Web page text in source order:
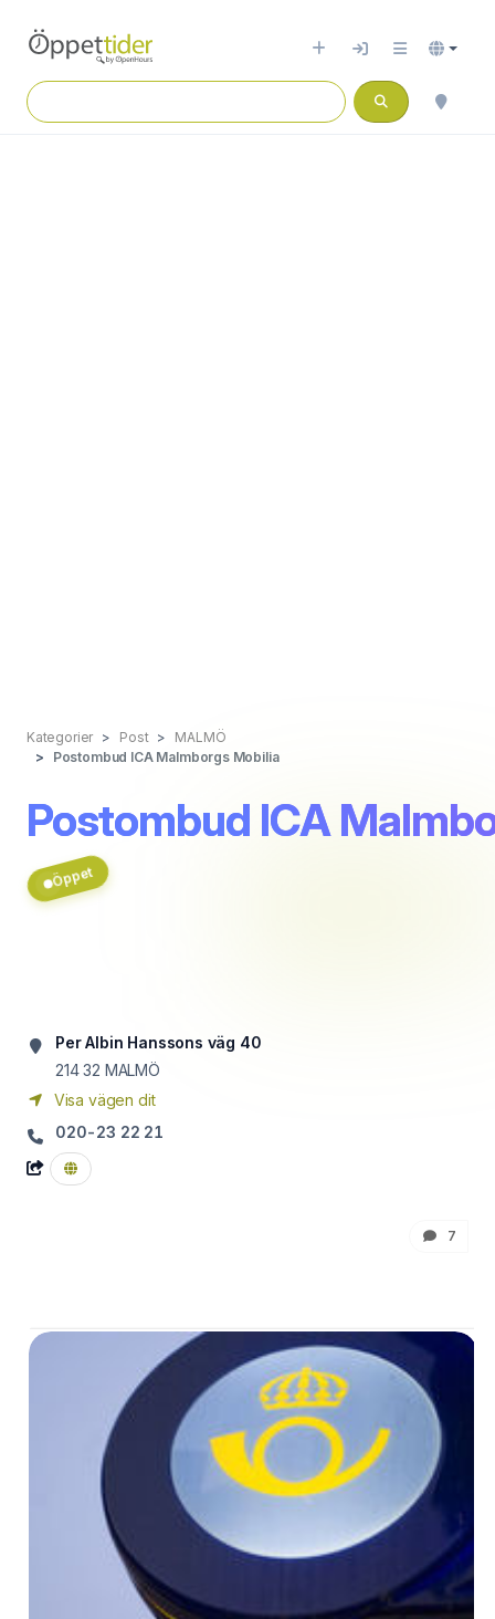
Kategorier Post
MALMÖ
Postombud ICA Malmborgs Mobilia
Postombud ICA
Öppet
Per Albin Hanssons väg 40
214 32 MALMÖ
Visa vägen dit
020-23 22 21
7